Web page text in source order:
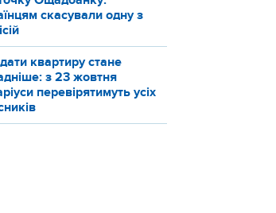
скасували одну з
квартиру стане
з 23 жовтня
перевірятимуть усіх